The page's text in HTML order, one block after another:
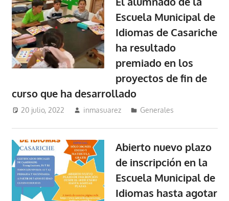
Escuela Municipal de
Idiomas de Casariche
ha resultado
premiado en los
proyectos de fin de
curso que ha desarrollado
20 julio, 2022 inmasuarez Generales
Abierto nuevo plazo
de inscripción en la
Escuela Municipal de
Idiomas hasta agotar